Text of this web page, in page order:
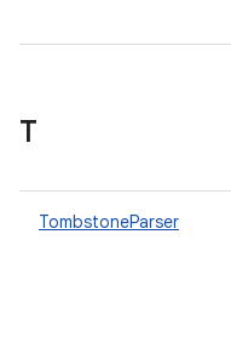
T
TombstoneParser